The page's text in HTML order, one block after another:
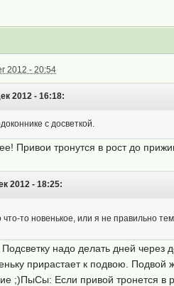
2012 - 20:54
2012 - 16:18:
с досветкой.
Привои тронутся в рост до
2012 - 18:25:
то новенькое, или я не правильно
надо делать дней
прирастает к подвою. Подвой
;)ПыСы: Если привой тронется в